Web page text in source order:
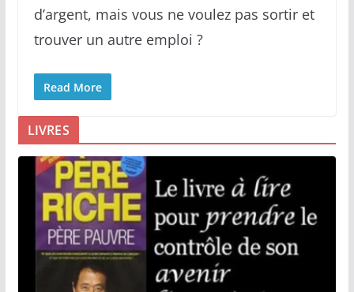
d’argent, mais vous ne voulez pas sortir et
trouver un autre emploi ?
Read More
LIVRES